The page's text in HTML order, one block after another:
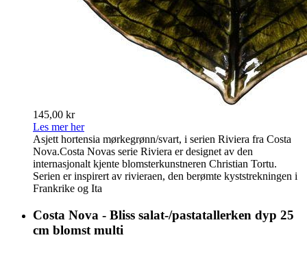
145,00 kr
Les mer her
Asjett hortensia mørkegrønn/svart, i serien Riviera fra Costa
Nova.Costa Novas serie Riviera er designet av den
internasjonalt kjente blomsterkunstneren Christian Tortu.
Serien er inspirert av rivieraen, den berømte kyststrekningen i
Frankrike og Ita
Costa Nova - Bliss salat-/pastatallerken dyp 25
cm blomst multi